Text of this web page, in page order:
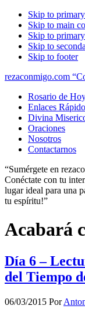
Skip to
Skip to main
Skip to
Skip to
Skip to footer
rezaconmigo.com
Rosario de
Enlaces
Divina
Oraciones
Nosotros
Contactarnos
“Sumérgete en
Conéctate con tu
lugar ideal para una
tu espíritu!”
Acabará
Día 6 –
del Tiempo
06/03/2015 Por